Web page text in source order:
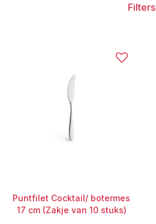
Filters
Puntfilet Cocktail/ botermes
17 cm (Zakje van 10 stuks)